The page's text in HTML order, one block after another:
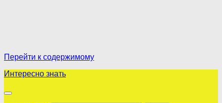
Перейти к содержимому
Интересно знать